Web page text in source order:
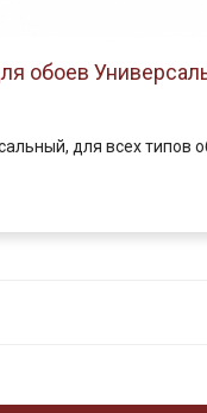
обоев
для всех типов